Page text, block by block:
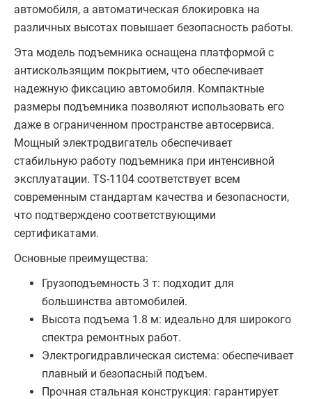
автомобиля, а автоматическая блокировка на
различных высотах повышает безопасность работы.
Эта модель подъемника оснащена платформой с
антискользящим покрытием, что обеспечивает
надежную фиксацию автомобиля. Компактные
размеры подъемника позволяют использовать его
даже в ограниченном пространстве автосервиса.
Мощный электродвигатель обеспечивает
стабильную работу подъемника при интенсивной
эксплуатации. TS-1104 соответствует всем
современным стандартам качества и безопасности,
что подтверждено соответствующими
сертификатами.
Основные преимущества:
Грузоподъемность 3 т: подходит для
большинства автомобилей.
Высота подъема 1.8 м: идеально для широкого
спектра ремонтных работ.
Электрогидравлическая система: обеспечивает
плавный и безопасный подъем.
Прочная стальная конструкция: гарантирует